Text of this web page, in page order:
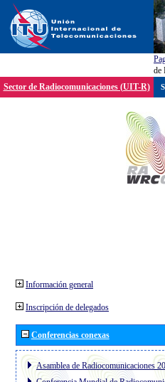
de
Sector de Radiocomunicaciones (UIT-R)
Información general
Inscripción de delegados
Conferencias conexas
Asamblea de Radiocomunicaciones